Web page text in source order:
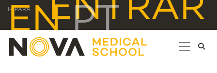
IR PARA... ENTRAR
EN PT